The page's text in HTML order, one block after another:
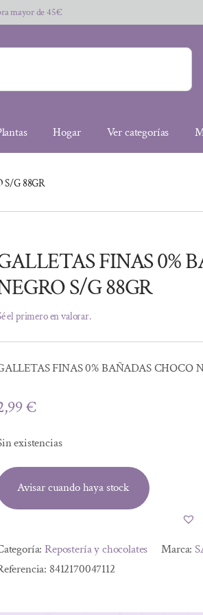
mayor de 45€
Hogar Ver categorías
S/G 88GR
FINAS 0%
S/G 88GR
el primero en valorar.
FINAS 0% BAÑADAS CHOCO
€
existencias
Avisar cuando haya stock
Repostería y chocolates Marca:
8412170047112